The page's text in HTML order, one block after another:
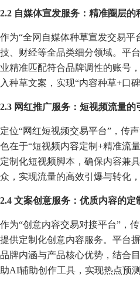
2.2 自媒体宣发服务：精准圈层的
作为“全网自媒体种草宣发交易
技、财经等全品类细分领域。平
业精准匹配符合品牌调性的账号
入种草文案，实现“内容种草+口
2.3 网红推广服务：短视频流量的
定位“网红短视频交易平台”，传
色在于“短视频内容定制+精准流
定制化短视频脚本，确保内容兼
众，实现流量的高效引爆与转化
2.4 文案创意服务：优质内容的定
作为“创意内容交易对接平台”，
提供定制化创意内容服务。平台
品牌内涵与产品核心优势，结合
助AI辅助创作工具，实现热点预